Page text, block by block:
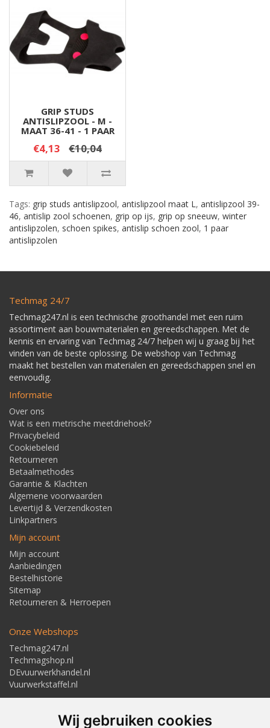
Wij gebruiken cookies
GRIP STUDS
ANTISLIPZOOL - M -
MAAT 36-41 - 1 PAAR
€4,13 €10,04
Tags: grip studs antislipzool, antislipzool maat L, antislipzool 39-
46, antislip zool schoenen, grip op ijs, grip op sneeuw, winter
antislipzolen, schoen spikes, antislip schoen zool, 1 paar
antislipzolen
Techmag 24/7
Techmag247.nl is een technische groothandel met een ruim
assortiment aan bouwmaterialen en gereedschappen. Met de
kennis en ervaring van Techmag 24/7 helpen wij u graag bij het
vinden van de beste oplossing. De webshop van Techmag
maakt het bestellen van materialen en gereedschappen snel en
eenvoudig.
Informatie
Over ons
Wat is een metrische meetdriehoek?
Privacybeleid
Cookiebeleid
Retourneren
Betaalmethodes
Garantie & Klachten
Algemene voorwaarden
Levertijd & Verzendkosten
Linkpartners
Mijn account
Mijn account
Aanbiedingen
Bestelhistorie
Sitemap
Retourneren & Herroepen
Onze Webshops
Techmag247.nl
Techmagshop.nl
DEvuurwerkhandel.nl
Vuurwerkstaffel.nl
Adresgegevens
Textielstraat 4, 7483 PB Haaksbergen